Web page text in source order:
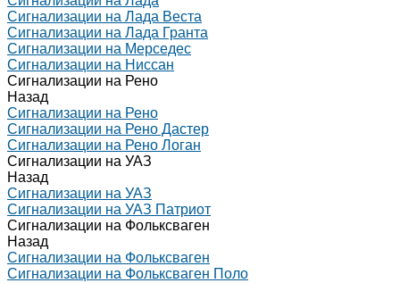
Сигнализации на Лада Веста
Сигнализации на Лада Гранта
Сигнализации на Мерседес
Сигнализации на Ниссан
Сигнализации на Рено
Назад
Сигнализации на Рено
Сигнализации на Рено Дастер
Сигнализации на Рено Логан
Сигнализации на УАЗ
Назад
Сигнализации на УАЗ
Сигнализации на УАЗ Патриот
Сигнализации на Фольксваген
Назад
Сигнализации на Фольксваген
Сигнализации на Фольксваген Поло